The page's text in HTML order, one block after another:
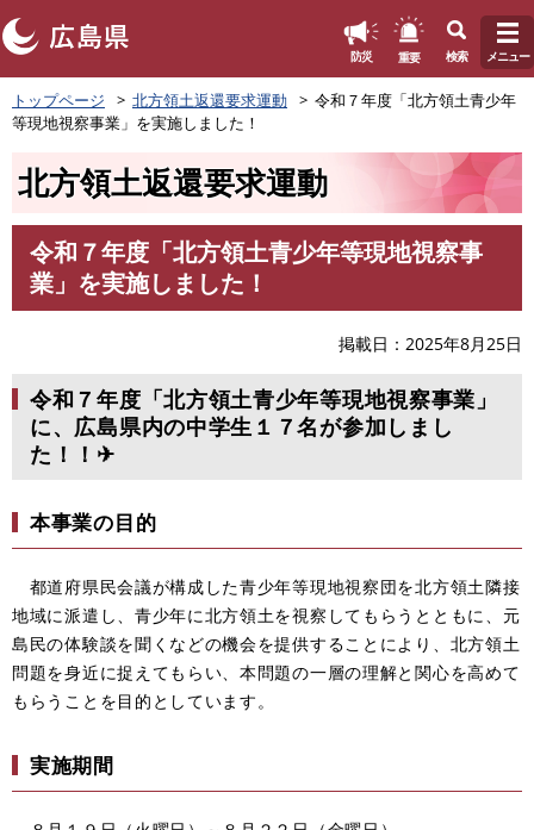
ペ
ー
ジ
防災 重要 検索 メニュー
トップページ 北方領土返還要求運動
令和７年度「北方領土青少年
等現地視察事業」を実施しました！
北方領土返還要求運動
令和７年度「北方領土青少年等現地視察事
業」を実施しました！
掲載日 2025年8月25日
令和７年度「北方領土青少年等現地視察事業」
に、広島県内の中学生１７名が参加しまし
た！！✈
本事業の目的
都道府県民会議が構成した青少年等現地視察団を北方領土隣接
地域に派遣し、青少年に北方領土を視察してもらうとともに、元
島民の体験談を聞くなどの機会を提供することにより、北方領土
問題を身近に捉えてもらい、本問題の一層の理解と関心を高めて
もらうことを目的としています。
実施期間